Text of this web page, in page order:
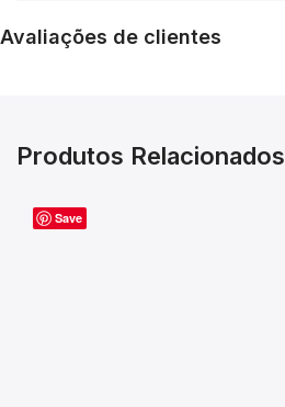
Avaliações de clientes
Produtos Relacionados
Save